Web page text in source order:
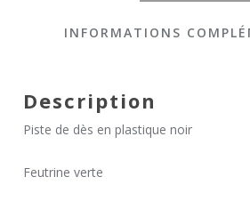
INFORMATIONS
Description
Piste de dès en plastique noir
Feutrine verte